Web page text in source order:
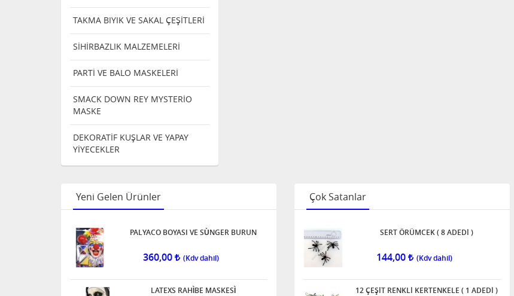
TAKMA BIYIK VE SAKAL ÇEŞİTLERİ
SİHİRBAZLIK MALZEMELERİ
PARTİ VE BALO MASKELERİ
SMACK DOWN REY MYSTERİO
MASKE
DEKORATİF KUŞLAR VE YAPAY
YİYECEKLER
Yeni Gelen Ürünler
PALYACO BOYASI VE SÙNGER BURUN
360,00
LATEXS RAHÌBE MASKESÌ
Çok Satanlar
SERT ÖRÜMCEK ( 8 ADEDİ )
144,00
12 ÇEŞİT RENKLİ KERTENKELE ( 1 ADEDİ )